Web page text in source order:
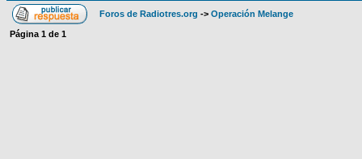
Foros de Radiotres.org -> Operación Melange
Página 1 de 1